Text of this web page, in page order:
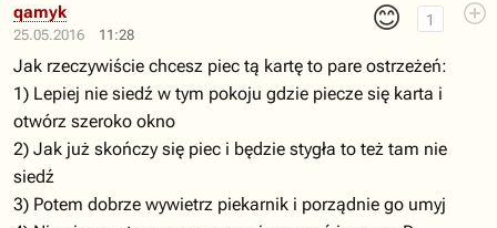
25.05.2016 11:28
😊 1
qamyk
Jak rzeczywiście chcesz piec tą kartę to pare ostrzeżeń:
1) Lepiej nie siedź w tym pokoju gdzie piecze się karta i
otwórz szeroko okno
2) Jak już skończy się piec i będzie stygła to też tam nie
siedź
3) Potem dobrze wywietrz piekarnik i porządnie go umyj